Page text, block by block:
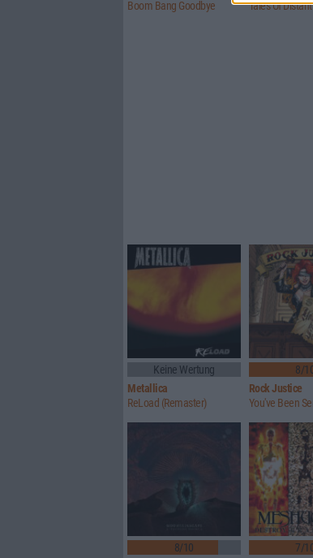
Boom Bang Goodbye
Tales Of
Keine Wertung
Metallica
ReLoad (Remaster)
8/
Rock Justice
You've Been
8/10
7/